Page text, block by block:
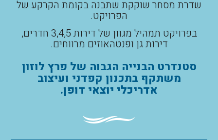
שדרת מסחר שוקקת שתבנה בקומת הקרקע של
הפרויקט.
בפרויקט תמהיל מגוון של דירות 3,4,5 חדרים,
דירות גן ופנטהאוזים מרווחים.
סטנדרט הבנייה הגבוה של פרץ לוזון
משתקף בתכנון קפדני ועיצוב
אדריכלי יוצאי דופן.